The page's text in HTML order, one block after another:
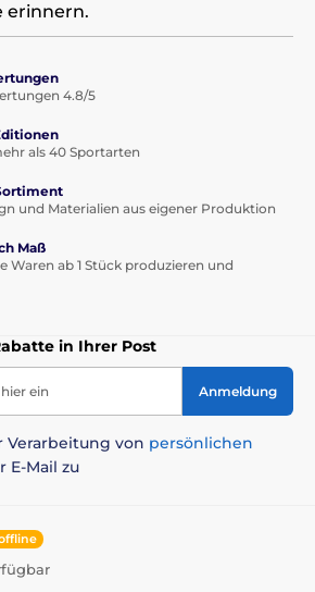
erinnern.
4.8/5
als 40 Sportarten
und Materialien aus eigener Produktion
Maß
Waren ab 1 Stück produzieren und
in Ihrer Post
ein Anmeldung
Verarbeitung von persönlichen
E-Mail zu